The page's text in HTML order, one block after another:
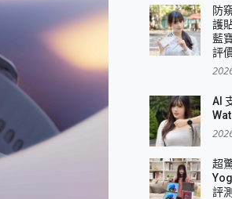
小旗艦 Xiaomi 14 開箱 評測
支援雙設備連接~
電競掌機
柔光環、拍攝功能最好玩的美拍神機
機 開箱 評測
最會吸的行動電源 開箱 評測
手拍，紀錄生活就是這麼簡單
浦氣炸鍋
商稅嗎?
案價最低 NT$0 起
防
護
藍
評
AI
超
評